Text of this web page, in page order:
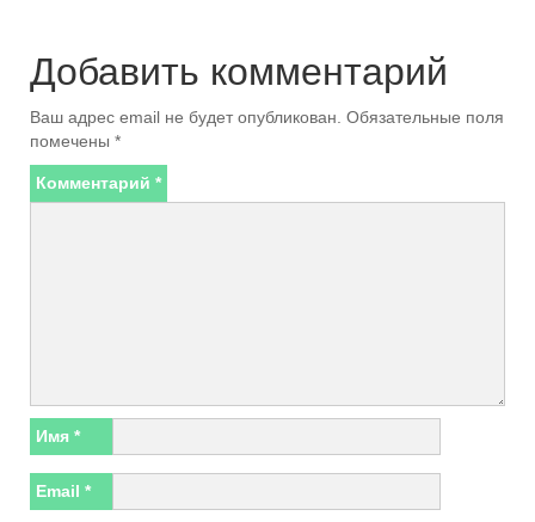
Добавить комментарий
Ваш адрес email не будет опубликован. Обязательные поля
помечены *
Комментарий *
Имя *
Email *